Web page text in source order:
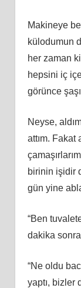
Makineye
külodumun
her zaman
hepsini iç içe
görünce
Neyse,
attım. Fakat
birinin işidir
gün yine
“Ben
dakika
“Ne oldu
yaptı, bizler